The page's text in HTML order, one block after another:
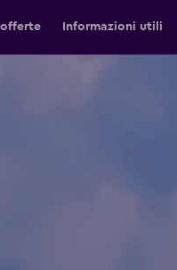
Informazioni utili